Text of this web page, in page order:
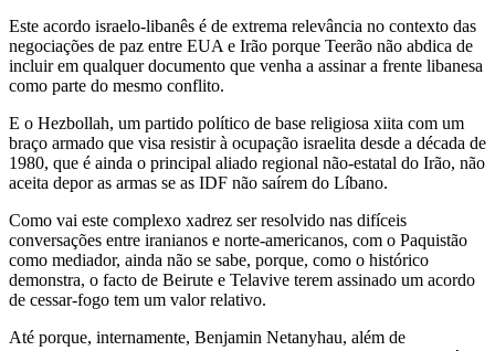
Este acordo israelo-libanês é de extrema relevância no contexto das
negociações de paz entre EUA e Irão porque Teerão não abdica de
incluir em qualquer documento que venha a assinar a frente libanesa
como parte do mesmo conflito.
E o Hezbollah, um partido político de base religiosa xiita com um
braço armado que visa resistir à ocupação israelita desde a década de
1980, que é ainda o principal aliado regional não-estatal do Irão, não
aceita depor as armas se as IDF não saírem do Líbano.
Como vai este complexo xadrez ser resolvido nas difíceis
conversações entre iranianos e norte-americanos, com o Paquistão
como mediador, ainda não se sabe, porque, como o histórico
demonstra, o facto de Beirute e Telavive terem assinado um acordo
de cessar-fogo tem um valor relativo.
Até porque, internamente, Benjamin Netanyhau, além de